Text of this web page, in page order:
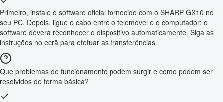
Primeiro, instale o software oficial fornecido com o SHARP GX10 no
seu PC. Depois, ligue o cabo entre o telemóvel e o computador; o
software deverá reconhecer o dispositivo automaticamente. Siga as
instruções no ecrã para efetuar as transferências.
Que problemas de funcionamento podem surgir e como podem ser
resolvidos de forma básica?